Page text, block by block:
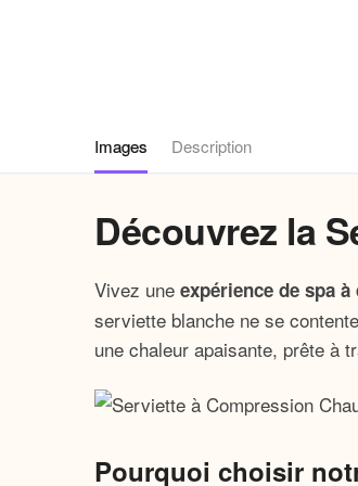
Images Description
Découvrez la
Vivez uneexpérience de spa
serviette blanche ne se
une chaleur apaisante, prête à
Pourquoi choisir